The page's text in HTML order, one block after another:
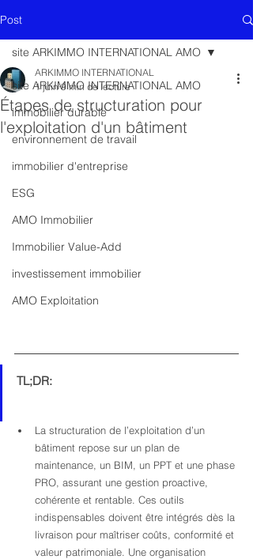
Post
site ARKIMMO INTERNATIONAL AMO
immobilier durable
environnement de travail
immobilier d'entreprise
ESG
AMO Immobilier
Immobilier Value-Add
investissement immobilier
AMO Exploitation
site ARKIMMO INTERNATIONAL AMO
Étapes de structuration pour
l'exploitation d'un bâtiment
ARKIMMO INTERNATIONAL
1 juin 9 min de lecture
TL;DR:
La structuration de l’exploitation d’un
bâtiment repose sur un plan de
maintenance, un BIM, un PPT et une phase
PRO, assurant une gestion proactive,
cohérente et rentable. Ces outils
indispensables doivent être intégrés dès la
livraison pour maîtriser coûts, conformité et
valeur patrimoniale. Une organisation